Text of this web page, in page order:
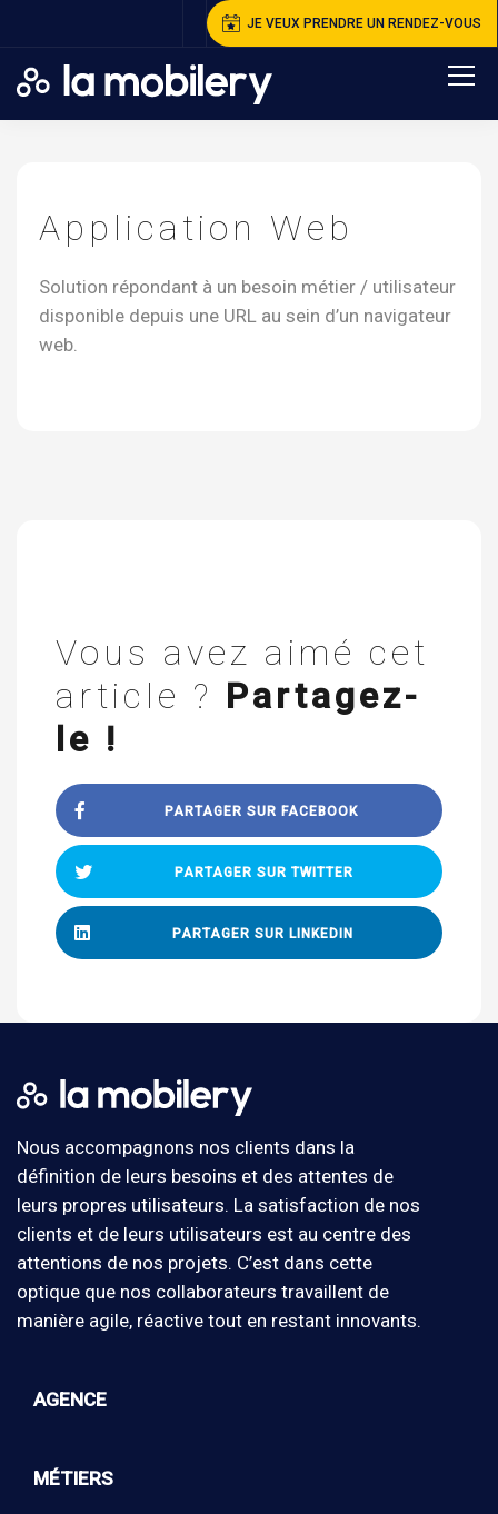
JE VEUX PRENDRE UN RENDEZ-VOUS
pplication Web
Application Web
Solution répondant à un besoin métier / utilisateur
disponible depuis une URL au sein d’un navigateur
web.
Vous avez aimé cet
article ? Partagez-
le !
PARTAGER SUR FACEBOOK
PARTAGER SUR TWITTER
PARTAGER SUR LINKEDIN
Nous accompagnons nos clients dans la
définition de leurs besoins et des attentes de
leurs propres utilisateurs. La satisfaction de nos
clients et de leurs utilisateurs est au centre des
attentions de nos projets. C’est dans cette
optique que nos collaborateurs travaillent de
manière agile, réactive tout en restant innovants.
AGENCE
MÉTIERS